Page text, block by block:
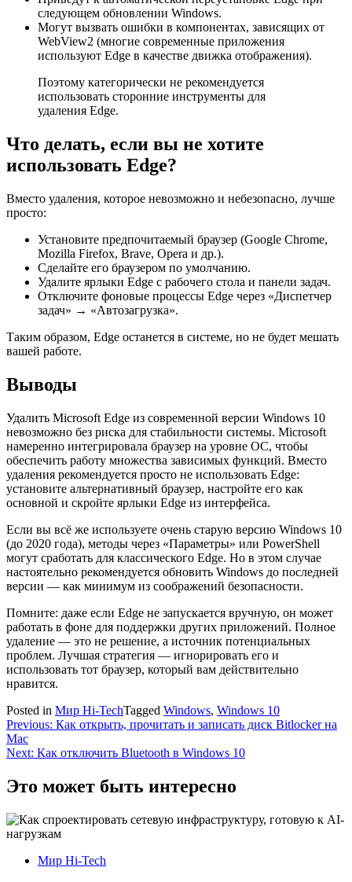
следующем обновлении Windows.
Могут вызвать ошибки в компонентах, зависящих от
WebView2 (многие современные приложения
используют Edge в качестве движка отображения).
Поэтому категорически не рекомендуется
использовать сторонние инструменты для
удаления Edge.
Что делать, если вы не хотите
использовать Edge?
Вместо удаления, которое невозможно и небезопасно, лучше
просто:
Установите предпочитаемый браузер (Google Chrome,
Mozilla Firefox, Brave, Opera и др.).
Сделайте его браузером по умолчанию.
Удалите ярлыки Edge с рабочего стола и панели задач.
Отключите фоновые процессы Edge через «Диспетчер
задач» → «Автозагрузка».
Таким образом, Edge останется в системе, но не будет мешать
вашей работе.
Выводы
Удалить Microsoft Edge из современной версии Windows 10
невозможно без риска для стабильности системы. Microsoft
намеренно интегрировала браузер на уровне ОС, чтобы
обеспечить работу множества зависимых функций. Вместо
удаления рекомендуется просто не использовать Edge:
установите альтернативный браузер, настройте его как
основной и скройте ярлыки Edge из интерфейса.
Если вы всё же используете очень старую версию Windows 10
(до 2020 года), методы через «Параметры» или PowerShell
могут сработать для классического Edge. Но в этом случае
настоятельно рекомендуется обновить Windows до последней
версии — как минимум из соображений безопасности.
Помните: даже если Edge не запускается вручную, он может
работать в фоне для поддержки других приложений. Полное
удаление — это не решение, а источник потенциальных
проблем. Лучшая стратегия — игнорировать его и
использовать тот браузер, который вам действительно
нравится.
Posted in Мир Hi-TechTagged Windows, Windows 10
Навигация
по
Previous: Как открыть, прочитать и записать диск Bitlocker на
Mac
Next: Как отключить Bluetooth в Windows 10
Это может быть интересно
Мир Hi-Tech